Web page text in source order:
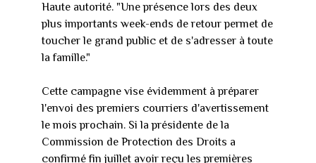
Haute autorité. "Une présence lors des deux
plus importants week-ends de retour permet de
toucher le grand public et de s'adresser à toute
la famille."
Cette campagne vise évidemment à préparer
l'envoi des premiers courriers d'avertissement
le mois prochain. Si la présidente de la
Commission de Protection des Droits a
confirmé fin juillet avoir reçu les premières